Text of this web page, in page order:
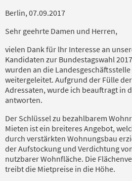
Berlin, 07.09.2017
Sehr geehrte Damen und Herren,
vielen Dank für lhr Interesse an
Kandidaten zur Bundestagswahl
wurden an die Landesgeschäftsstelle
weitergeleitet. Aufgrund der Fülle
Adressaten, wurde ich beauftragt in
antworten.
Der Schlüssel zu bezahlbarem
Mieten ist ein breiteres Angebot,
durch verstärkten Wohnungsbau
der Aufstockung und Verdichtung
nutzbarer Wohnfläche. Die
treibt die Mietpreise in die Höhe.